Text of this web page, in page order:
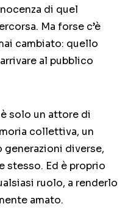
di quel
Ma forse c’è
cambiato: quello
al pubblico
solo un attore di
collettiva, un
diverse,
stesso. Ed è proprio
ruolo, a renderlo
amato.